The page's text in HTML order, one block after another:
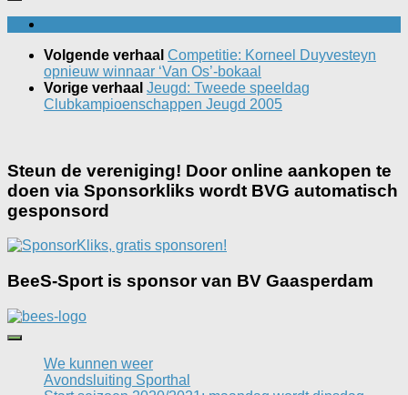
Volgende verhaal Competitie: Korneel Duyvesteyn
opnieuw winnaar ‘Van Os’-bokaal
Vorige verhaal Jeugd: Tweede speeldag
Clubkampioenschappen Jeugd 2005
Steun de vereniging! Door online aankopen te
doen via Sponsorkliks wordt BVG automatisch
gesponsord
BeeS-Sport is sponsor van BV Gaasperdam
We kunnen weer
Avondsluiting Sporthal